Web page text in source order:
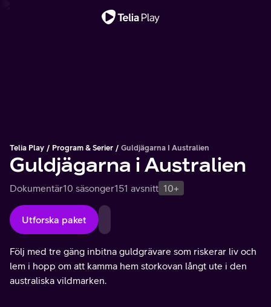
Telia Play Program & Serier Guldjägarna I Australien
Guldjägarna i Australien
Dokumentär10 säsonger151 avsnitt 10+
Utforska paket
Följ med tre gäng inbitna guldgrävare som riskerar liv och
lem i hopp om att kamma hem storkovan långt ute i den
australiska vildmarken.